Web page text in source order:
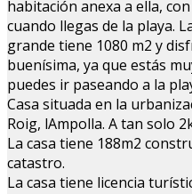
habitación anexa a ella,
cuando llegas de la playa.
grande tiene 1080 m2 y
buenísima, ya que estás
puedes ir paseando a la
Casa situada en la
Roig, lAmpolla. A tan solo
La casa tiene 188m2
catastro.
La casa tiene licencia